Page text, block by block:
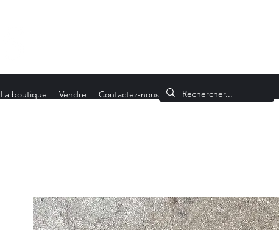
La boutique Vendre Contactez-nous